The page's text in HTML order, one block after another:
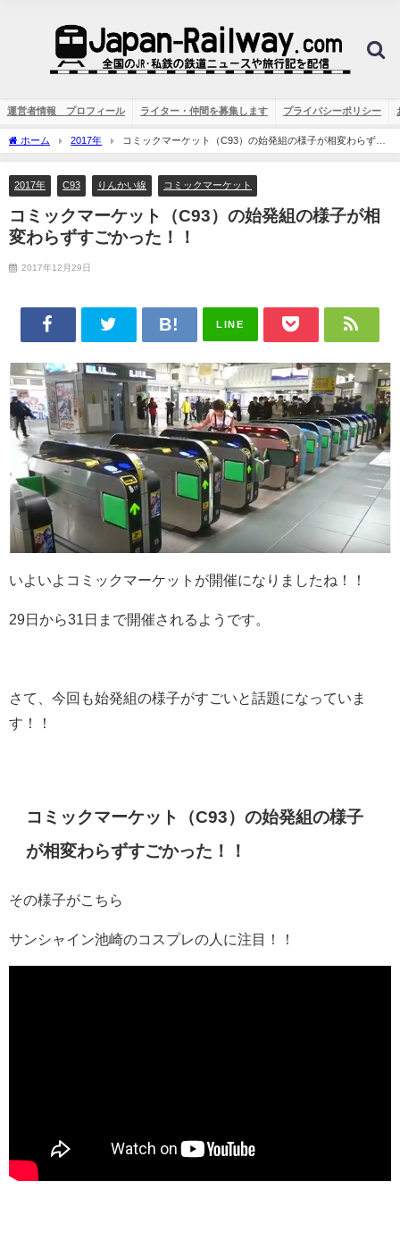
運営者情報 プロフィール ライター・仲間を募集します プライバシーポリシー
ホーム 2017年
コミックマーケット（C93）の始発組の様子が相変わらずす
ごかった！！
2017年 C93 りんかい線 コミックマーケット
コミックマーケット（C93）の始発組の様子が相
変わらずすごかった！！
2017年12月29日
LINE
いよいよコミックマーケットが開催になりましたね！！
29日から31日まで開催されるようです。
さて、今回も始発組の様子がすごいと話題になっていま
す！！
コミックマーケット（C93）の始発組の様子
が相変わらずすごかった！！
その様子がこちら
サンシャイン池崎のコスプレの人に注目！！